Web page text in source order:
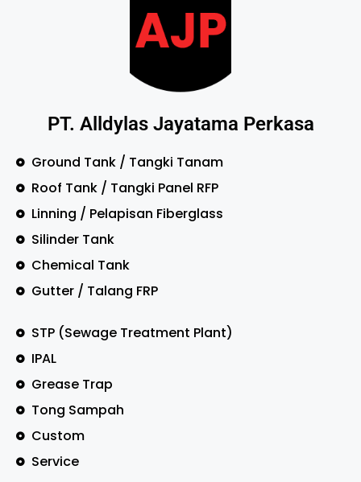
PT. Alldylas Jayatama Perkasa
Ground Tank / Tangki Tanam
Roof Tank / Tangki Panel RFP
Linning / Pelapisan Fiberglass
Silinder Tank
Chemical Tank
Gutter / Talang FRP
STP (Sewage Treatment Plant)
IPAL
Grease Trap
Tong Sampah
Custom
Service